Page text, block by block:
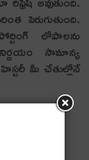
పెరుగుతుంది.
లోపాలను
సామాన్య
మీ చేతుల్లోనే